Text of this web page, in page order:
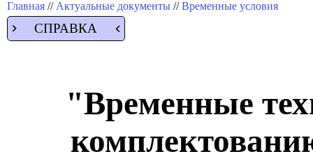
Главная // Актуальные документы //Временные условия
СПРАВКА
"Временные